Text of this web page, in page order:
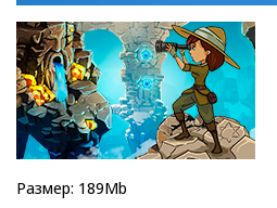
Размер: 189Mb